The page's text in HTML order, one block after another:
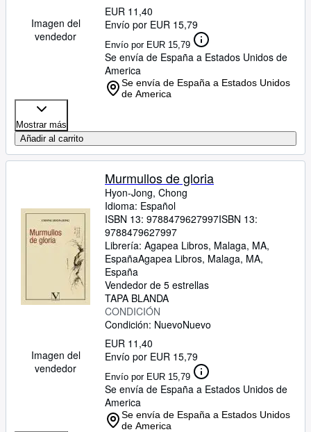
Imagen del
vendedor
EUR 11,40
Envío por EUR 15,79
Envío por EUR 15,79
Se envía de España a Estados Unidos de
America
Se envía de España a Estados Unidos
de America
Mostrar más
Añadir al carrito
Imagen del
vendedor
Murmullos de gloria
Hyon-Jong, Chong
Idioma: Español
ISBN 13: 9788479627997ISBN 13:
9788479627997
Librería: Agapea Libros, Malaga, MA,
EspañaAgapea Libros, Malaga, MA,
España
Vendedor de 5 estrellas
TAPA BLANDA
CONDICIÓN
Condición: NuevoNuevo
EUR 11,40
Envío por EUR 15,79
Envío por EUR 15,79
Se envía de España a Estados Unidos de
America
Se envía de España a Estados Unidos
de America